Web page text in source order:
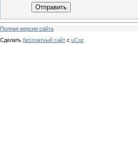
Отправить
Полная версия сайта
Сделать бесплатный сайт с uCoz